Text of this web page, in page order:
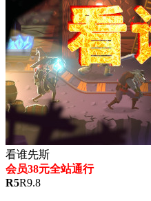
看谁先斯
会员38元全站通行
R5R9.8